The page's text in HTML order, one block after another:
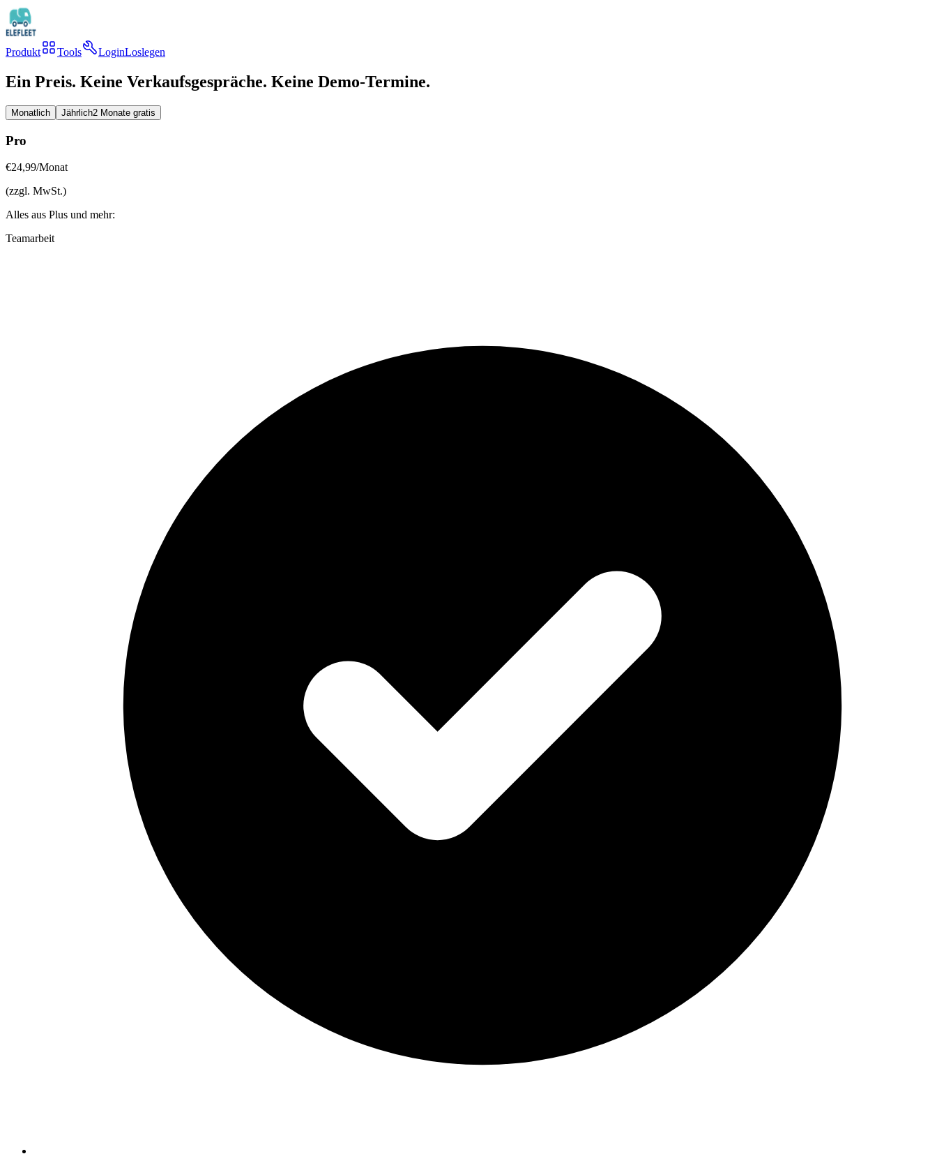
Produkt Tools LoginLoslegen
Ein Preis. Keine Verkaufsgespräche. Keine Demo-Termine.
Monatlich Jährlich2 Monate gratis
Pro
€24,99/Monat
(zzgl. MwSt.)
Alles aus Plus und mehr:
Teamarbeit